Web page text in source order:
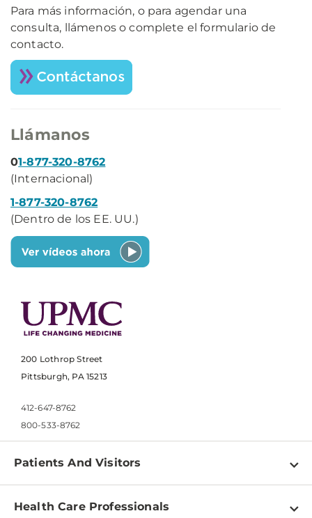
Para más información, o para agendar una
consulta, llámenos o complete el formulario de
contacto.
Llámanos
01-877-320-8762
(Internacional)
1-877-320-8762
(Dentro de los EE. UU.)
200 Lothrop Street
Pittsburgh, PA 15213
412-647-8762
800-533-8762
Patients And Visitors
Find a Doctor
Health Care Professionals